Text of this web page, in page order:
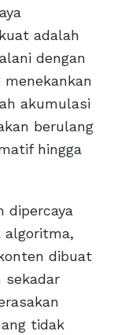
adalah
dengan
menekankan
akumulasi
berulang
hingga
dipercaya
algoritma,
dibuat
sekadar
tidak